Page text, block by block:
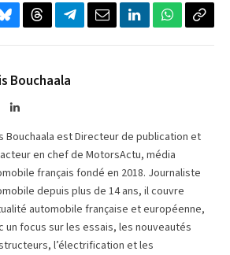
BlueskyThreadsPartager
Telegram
EmailLinkedInWhatsApp
Bouchaala
LinkedIn
Bouchaala est Directeur de publication et
en chef de MotorsActu, média
français fondé en 2018. Journaliste
depuis plus de 14 ans, il couvre
automobile française et européenne,
un focus sur les essais, les nouveautés
l’électrification et les